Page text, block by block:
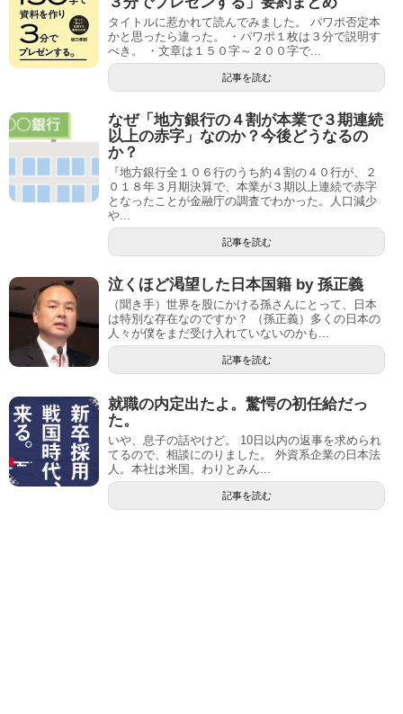
タイトルに惹かれて読んでみました。 パワポ否定本
かと思ったら違った。 ・パワポ１枚は３分で説明す
べき。 ・文章は１５０字～２００字で...
記事を読む
なぜ「地方銀行の４割が本業で３期連続
以上の赤字」なのか？今後どうなるの
か？
『地方銀行全１０６行のうち約４割の４０行が、２
０１８年３月期決算で、本業が３期以上連続で赤字
となったことが金融庁の調査でわかった。人口減少
や...
記事を読む
泣くほど渇望した日本国籍 by 孫正義
（聞き手）世界を股にかける孫さんにとって、日本
は特別な存在なのですか？ （孫正義）多くの日本の
人々が僕をまだ受け入れていないのかも...
記事を読む
就職の内定出たよ。驚愕の初任給だっ
た。
いや、息子の話やけど。 10日以内の返事を求められ
てるので、相談にのりました。 外資系企業の日本法
人。本社は米国。わりとみん...
記事を読む